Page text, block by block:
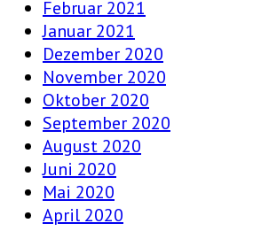
Februar 2021
Januar 2021
Dezember 2020
November 2020
Oktober 2020
September 2020
August 2020
Juni 2020
Mai 2020
April 2020